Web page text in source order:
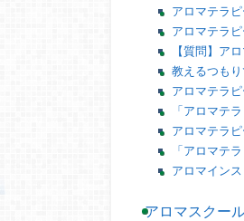
アロマテラ
アロマテラ
【質問】ア
教えるつも
アロマテラ
「アロマテ
アロマテラ
「アロマテ
アロマイン
アロマスクー